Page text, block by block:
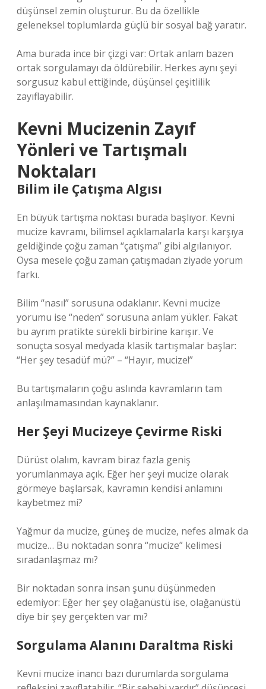
düşünsel zemin oluşturur. Bu da özellikle
geleneksel toplumlarda güçlü bir sosyal bağ yaratır.
Ama burada ince bir çizgi var: Ortak anlam bazen
ortak sorgulamayı da öldürebilir. Herkes aynı şeyi
sorgusuz kabul ettiğinde, düşünsel çeşitlilik
zayıflayabilir.
Kevni Mucizenin Zayıf
Yönleri ve Tartışmalı
Noktaları
Bilim ile Çatışma Algısı
En büyük tartışma noktası burada başlıyor. Kevni
mucize kavramı, bilimsel açıklamalarla karşı karşıya
geldiğinde çoğu zaman “çatışma” gibi algılanıyor.
Oysa mesele çoğu zaman çatışmadan ziyade yorum
farkı.
Bilim “nasıl” sorusuna odaklanır. Kevni mucize
yorumu ise “neden” sorusuna anlam yükler. Fakat
bu ayrım pratikte sürekli birbirine karışır. Ve
sonuçta sosyal medyada klasik tartışmalar başlar:
“Her şey tesadüf mü?” – “Hayır, mucize!”
Bu tartışmaların çoğu aslında kavramların tam
anlaşılmamasından kaynaklanır.
Her Şeyi Mucizeye Çevirme Riski
Dürüst olalım, kavram biraz fazla geniş
yorumlanmaya açık. Eğer her şeyi mucize olarak
görmeye başlarsak, kavramın kendisi anlamını
kaybetmez mi?
Yağmur da mucize, güneş de mucize, nefes almak da
mucize… Bu noktadan sonra “mucize” kelimesi
sıradanlaşmaz mı?
Bir noktadan sonra insan şunu düşünmeden
edemiyor: Eğer her şey olağanüstü ise, olağanüstü
diye bir şey gerçekten var mı?
Sorgulama Alanını Daraltma Riski
Kevni mucize inancı bazı durumlarda sorgulama